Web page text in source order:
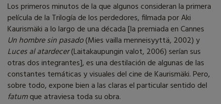
Los primeros minutos de la que algunos consideran la primera
película de la Trilogía de los perdedores, filmada por Aki
Kaurismäki a lo largo de una década [la premiada en Cannes
Un hombre sin pasado(Mies vailla menneisyyttä, 2002) y
Luces al atardecer(Laitakaupungin valot, 2006) serían sus
otras dos integrantes], es una destilación de algunas de las
constantes temáticas y visuales del cine de Kaurismäki. Pero,
sobre todo, expone bien a las claras el particular sentido del
fatumque atraviesa toda su obra.